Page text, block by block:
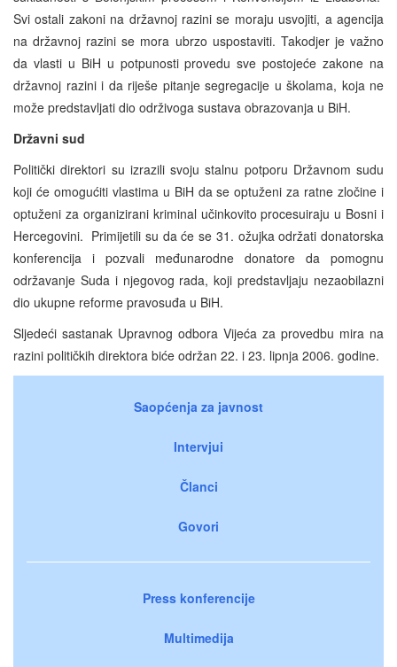
Svi ostali zakoni na državnoj razini se moraju usvojiti, a agencija
na državnoj razini se mora ubrzo uspostaviti. Takodjer je važno
da vlasti u BiH u potpunosti provedu sve postojeće zakone na
državnoj razini i da riješe pitanje segregacije u školama, koja ne
može predstavljati dio održivoga sustava obrazovanja u BiH.
Državni sud
Politički direktori su izrazili svoju stalnu potporu Državnom sudu
koji će omogućiti vlastima u BiH da se optuženi za ratne zločine i
optuženi za organizirani kriminal učinkovito procesuiraju u Bosni i
Hercegovini. Primijetili su da će se 31. ožujka održati donatorska
konferencija i pozvali međunarodne donatore da pomognu
održavanje Suda i njegovog rada, koji predstavljaju nezaobilazni
dio ukupne reforme pravosuđa u BiH.
Sljedeći sastanak Upravnog odbora Vijeća za provedbu mira na
razini političkih direktora biće održan 22. i 23. lipnja 2006. godine.
Saopćenja za javnost
Intervjui
Članci
Govori
Press konferencije
Multimedija